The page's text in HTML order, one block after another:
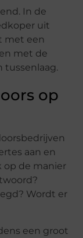
In de
uit
met een
met de
tussenlaag.
op
aan en
op de manier
Wordt er
een groot